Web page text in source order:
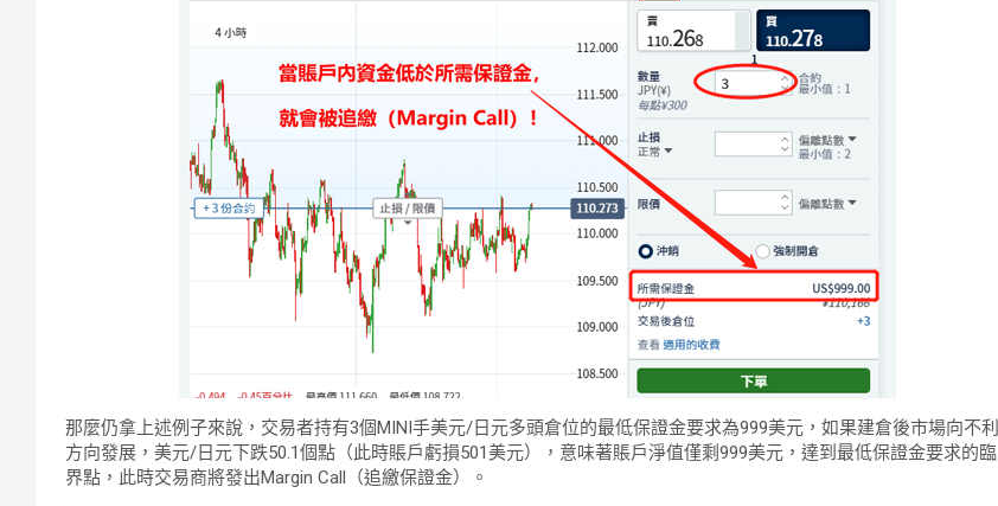
那麼仍拿上述例子來說，交易者持有3個MINI手美元/日元多頭倉位的最低保證金要求為999美元，如果建倉後市場向不利
方向發展，美元/日元下跌50.1個點（此時賬戶虧損501美元），意味著賬戶淨值僅剩999美元，達到最低保證金要求的臨
界點，此時交易商將發出Margin Call（追繳保證金）。